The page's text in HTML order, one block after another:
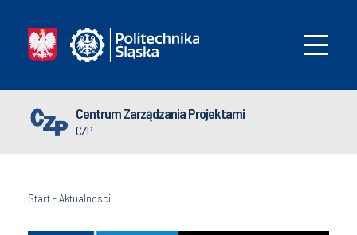
Centrum Zarządzania Projektami
CZP
Start-Aktualnosci